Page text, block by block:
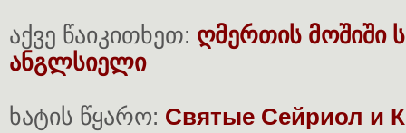
აქვე წაიკითხეთ: ღმერთის მოშიში
ანგლსიელი
ხატის წყარო: Святые Сейриол и